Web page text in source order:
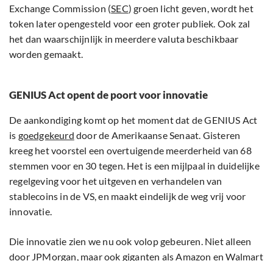
Exchange Commission (SEC) groen licht geven, wordt het
token later opengesteld voor een groter publiek. Ook zal
het dan waarschijnlijk in meerdere valuta beschikbaar
worden gemaakt.
GENIUS Act opent de poort voor innovatie
De aankondiging komt op het moment dat de GENIUS Act
is goedgekeurd door de Amerikaanse Senaat. Gisteren
kreeg het voorstel een overtuigende meerderheid van 68
stemmen voor en 30 tegen. Het is een mijlpaal in duidelijke
regelgeving voor het uitgeven en verhandelen van
stablecoins in de VS, en maakt eindelijk de weg vrij voor
innovatie.
Die innovatie zien we nu ook volop gebeuren. Niet alleen
door JPMorgan, maar ook giganten als Amazon en Walmart